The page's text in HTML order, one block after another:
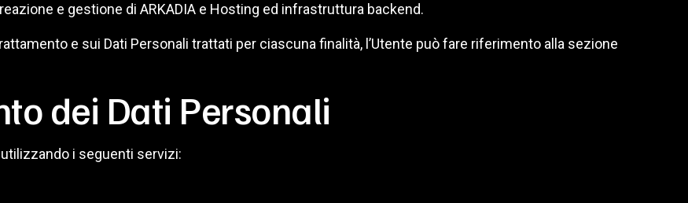
e gestione di ARKADIA e Hosting ed infrastruttura backend.
e sui Dati Personali trattati per ciascuna finalità, l’Utente può fare riferimento alla sezione
dei Dati Personali
i seguenti servizi: